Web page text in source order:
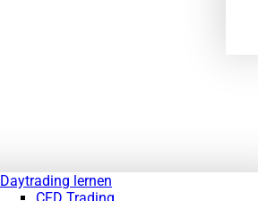
Daytrading lernen